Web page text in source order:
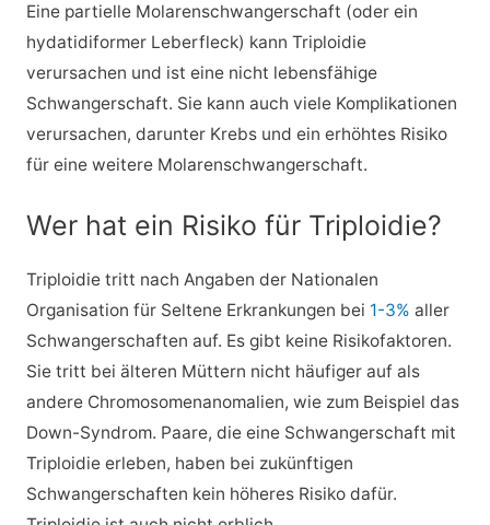
Eine partielle Molarenschwangerschaft (oder ein
hydatidiformer Leberfleck) kann Triploidie
verursachen und ist eine nicht lebensfähige
Schwangerschaft. Sie kann auch viele Komplikationen
verursachen, darunter Krebs und ein erhöhtes Risiko
für eine weitere Molarenschwangerschaft.
Wer hat ein Risiko für Triploidie?
Triploidie tritt nach Angaben der Nationalen
Organisation für Seltene Erkrankungen bei 1-3% aller
Schwangerschaften auf. Es gibt keine Risikofaktoren.
Sie tritt bei älteren Müttern nicht häufiger auf als
andere Chromosomenanomalien, wie zum Beispiel das
Down-Syndrom. Paare, die eine Schwangerschaft mit
Triploidie erleben, haben bei zukünftigen
Schwangerschaften kein höheres Risiko dafür.